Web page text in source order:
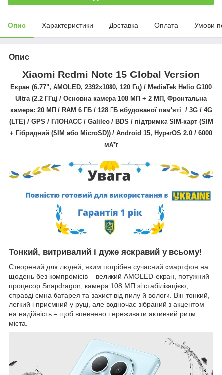
Опис Характеристики Доставка Оплата Умови
Опис
Xiaomi Redmi Note 15 Global Version
Екран (6.77", AMOLED, 2392x1080, 120 Гц) / MediaTek Helio G100
Ultra (2.2 ГГц) / Основна камера 108 МП + 2 МП , Фронтальна
камера: 20 МП / RAM 6 ГБ / 128 ГБ вбудованої пам'яті / 3G / 4G
(LTE) / GPS / ГЛОНАСС / Galileo / BDS / підтримка SIM-карт (SIM
+ Гібридний (SIM або MicroSD)) / Android 15, HyperOS 2.0 / 6000
мА*г
Тонкий, витривалий і дуже яскравий у всьому!
Створений для людей, яким потрібен сучасний смартфон на
щодень без компромісів – великий AMOLED-екран, потужний
процесор Snapdragon, камера 108 МП зі стабілізацією,
справді ємна батарея та захист від пилу й вологи. Він тонкий,
легкий і приємний у руці, але водночас зібраний з акцентом
на надійність – щоб впевнено переживати активний ритм
міста.